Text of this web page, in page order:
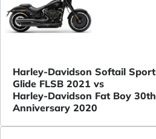
Harley-Davidson Softail Sport
Glide FLSB 2021 vs
Harley-Davidson Fat Boy 30th
Anniversary 2020